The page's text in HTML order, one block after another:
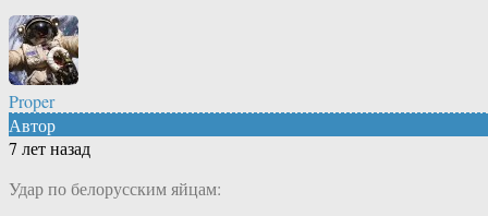
Proper
Автор
7 лет назад
Удар по белорусским яйцам: